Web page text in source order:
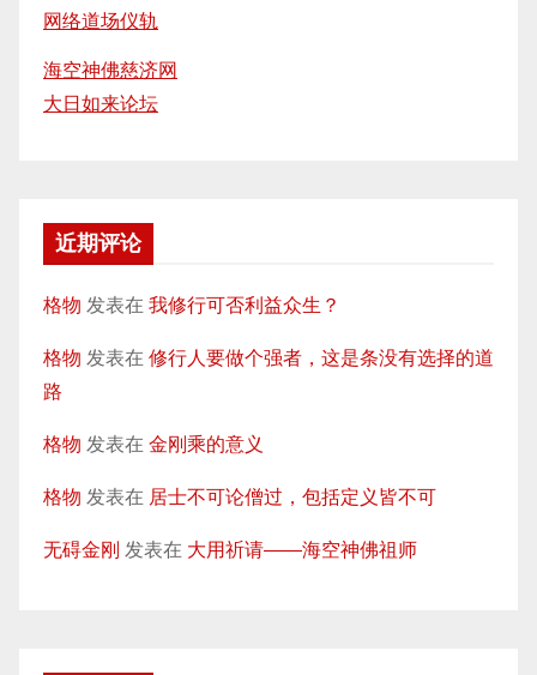
网络道场仪轨
海空神佛慈济网
大日如来论坛
近期评论
格物 发表在 我修行可否利益众生？
格物 发表在 修行人要做个强者，这是条没有选择的道
路
格物 发表在 金刚乘的意义
格物 发表在 居士不可论僧过，包括定义皆不可
无碍金刚 发表在 大用祈请——海空神佛祖师